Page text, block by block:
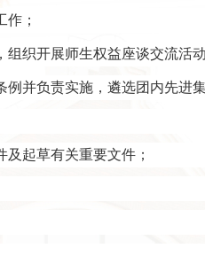
；
织开展师生权益座谈交流活
并负责实施，遴选团内先进
起草有关重要文件；